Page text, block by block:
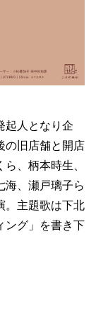
起人となり企
の旧店舗と開店
、柄本時生、
海、瀬戸璃子ら
。主題歌は下北
ング」を書き下